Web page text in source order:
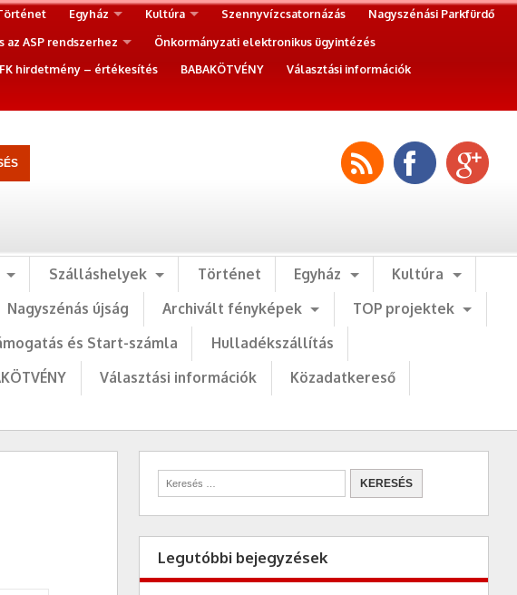
Egyház Kultúra Szennyvízcsatornázás
Nagyszénási Parkfürdő
az ASP rendszerhez
Önkormányzati elektronikus ügyintézés
hirdetmény – értékesítés BABAKÖTVÉNY
Választási információk
Szálláshelyek Történet Egyház
Kultúra
Nagyszénás újság Archivált fényképek
TOP projektek
és Start-számla
Hulladékszállítás
Választási információk
Közadatkereső
Legutóbbi bejegyzések